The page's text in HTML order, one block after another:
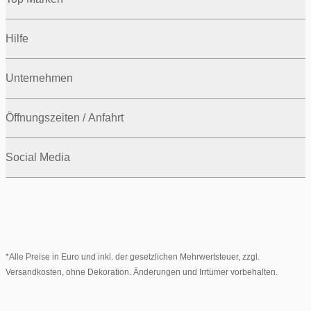
Hilfe
Unternehmen
Öffnungszeiten / Anfahrt
Social Media
*Alle Preise in Euro und inkl. der gesetzlichen Mehrwertsteuer, zzgl.
Versandkosten, ohne Dekoration. Änderungen und Irrtümer vorbehalten.